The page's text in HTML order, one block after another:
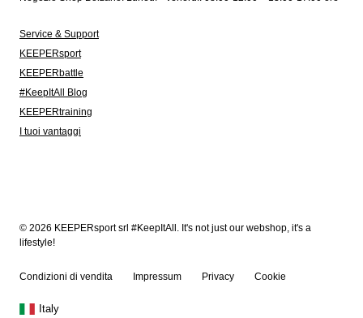
Service & Support
KEEPERsport
KEEPERbattle
#KeepItAll Blog
KEEPERtraining
I tuoi vantaggi
© 2026 KEEPERsport srl #KeepItAll. It's not just our webshop, it's a
lifestyle!
Condizioni di vendita Impressum Privacy Cookie
Italy